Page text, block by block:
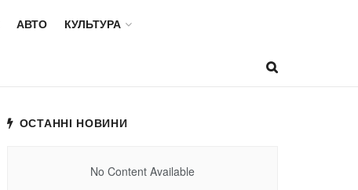
АВТО КУЛЬТУРА
ОСТАННІ НОВИНИ
No Content Available